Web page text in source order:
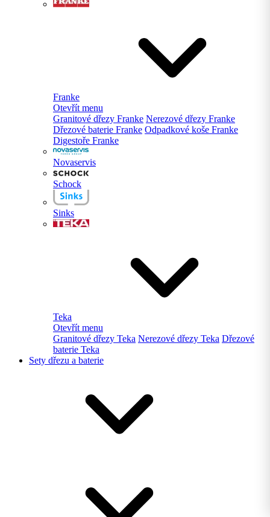
Franke
Otevřít menu
Granitové dřezy Franke Nerezové dřezy Franke
Dřezové baterie Franke Odpadkové koše Franke
Digestoře Franke
Novaservis
Schock
Sinks
Teka
Otevřít menu
Granitové dřezy Teka Nerezové dřezy Teka Dřezové
baterie Teka
Sety dřezu a baterie